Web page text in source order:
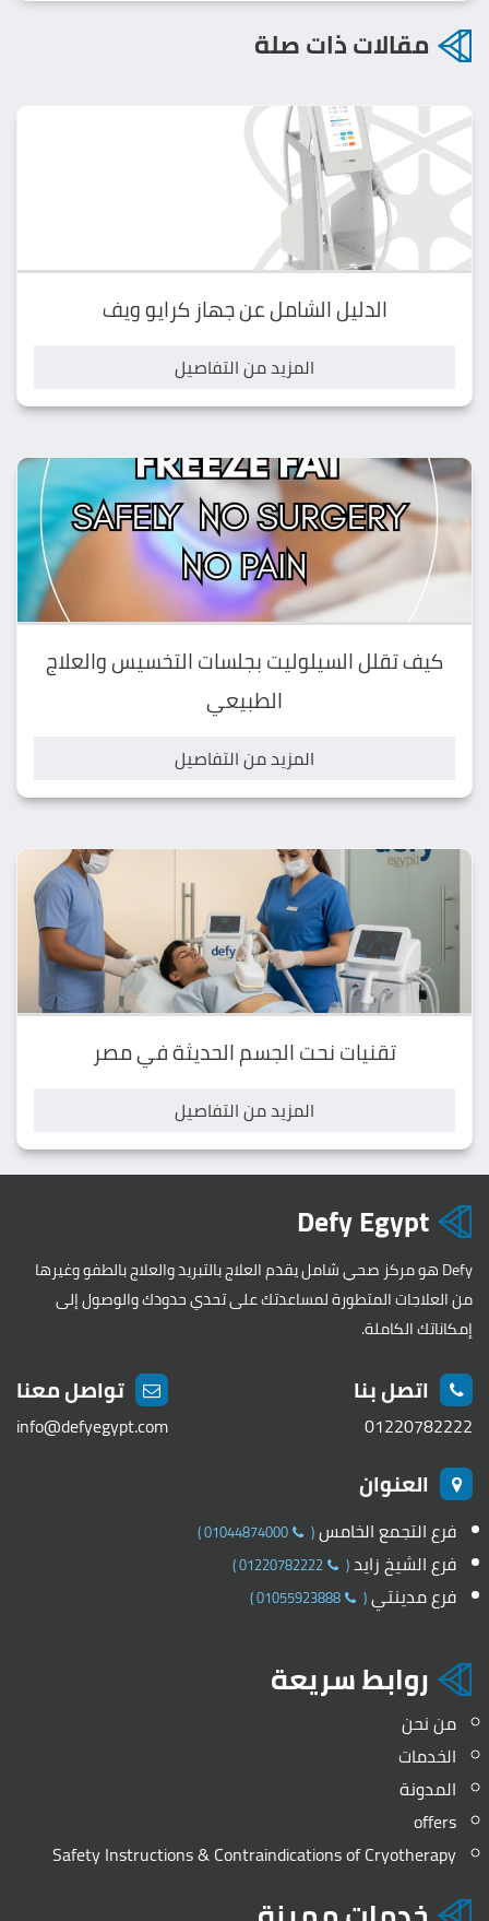
مقالات ذات صلة
الدليل الشامل عن جهاز كرايو ويف
المزيد من التفاصيل
كيف تقلل السيلوليت بجلسات التخسيس والعلاج
الطبيعي
المزيد من التفاصيل
تقنيات نحت الجسم الحديثة في مصر
المزيد من التفاصيل
Defy Egypt
Defy هو مركز صحي شامل يقدم العلاج بالتبريد والعلاج بالطفو وغيرها
من العلاجات المتطورة لمساعدتك على تحدي حدودك والوصول إلى
إمكاناتك الكاملة.
اتصل بنا
01220782222
تواصل معنا
info@defyegypt.com
العنوان
فرع التجمع الخامس(
01044874000
)
فرع الشيخ زايد(
01220782222
)
فرع مدينتي(
01055923888
)
روابط سريعة
من نحن
الخدمات
المدونة
offers
Safety Instructions & Contraindications of Cryotherapy